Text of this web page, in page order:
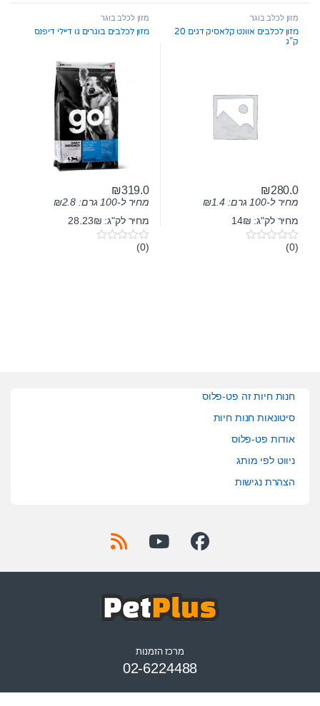
t
f
5
t
f
מזון לכלב בוגר
מזון לכלבים אוונט קלאסיק דגים 20
ק”ג
₪280.0
מחיר ל-100 גרם: ₪1.4
מחיר לק"ג: 14₪
0(0)
מזון לכלב בוגר
מזון לכלבים בוגרים גו דיילי דיפנס
₪319.0
מחיר ל-100 גרם: ₪2.8
מחיר לק"ג: 28.23₪
0(0)
חנות חיות זה פט-פלוס
סיטונאות חנות חיות
אודות פט-פלוס
ניווט לפי מותג
הצהרת נגישות
מרכז הזמנות
02-6224488